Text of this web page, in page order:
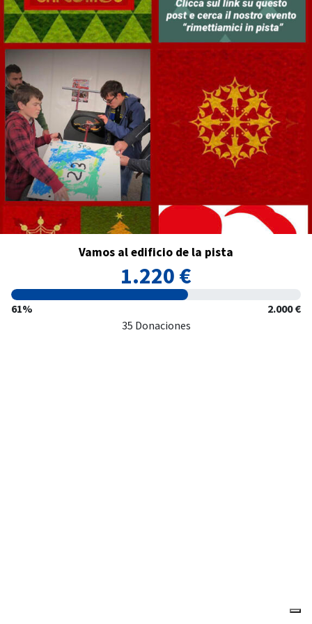
Vamos al edificio de la pista
1.220 €
61%
2.000 €
35 Donaciones